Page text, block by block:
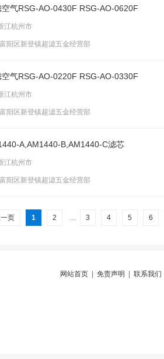
空气RSG-AO-0430F RSG-AO-0620F
江杭州市
阳区新登镇超滤五金经营部
空气RSG-AO-0220F RSG-AO-0330F
江杭州市
阳区新登镇超滤五金经营部
A,AM1440-B,AM1440-C滤芯
江杭州市
阳区新登镇超滤五金经营部
页 1 2 … 3 4 5 6
网站首页 免责声明 联系我们